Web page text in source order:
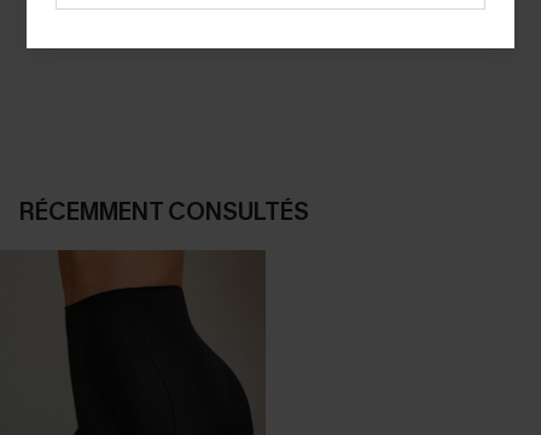
SELECTION 2-3 J. OUVRÉS BEST-SELLER
RÉCEMMENT CONSULTÉS